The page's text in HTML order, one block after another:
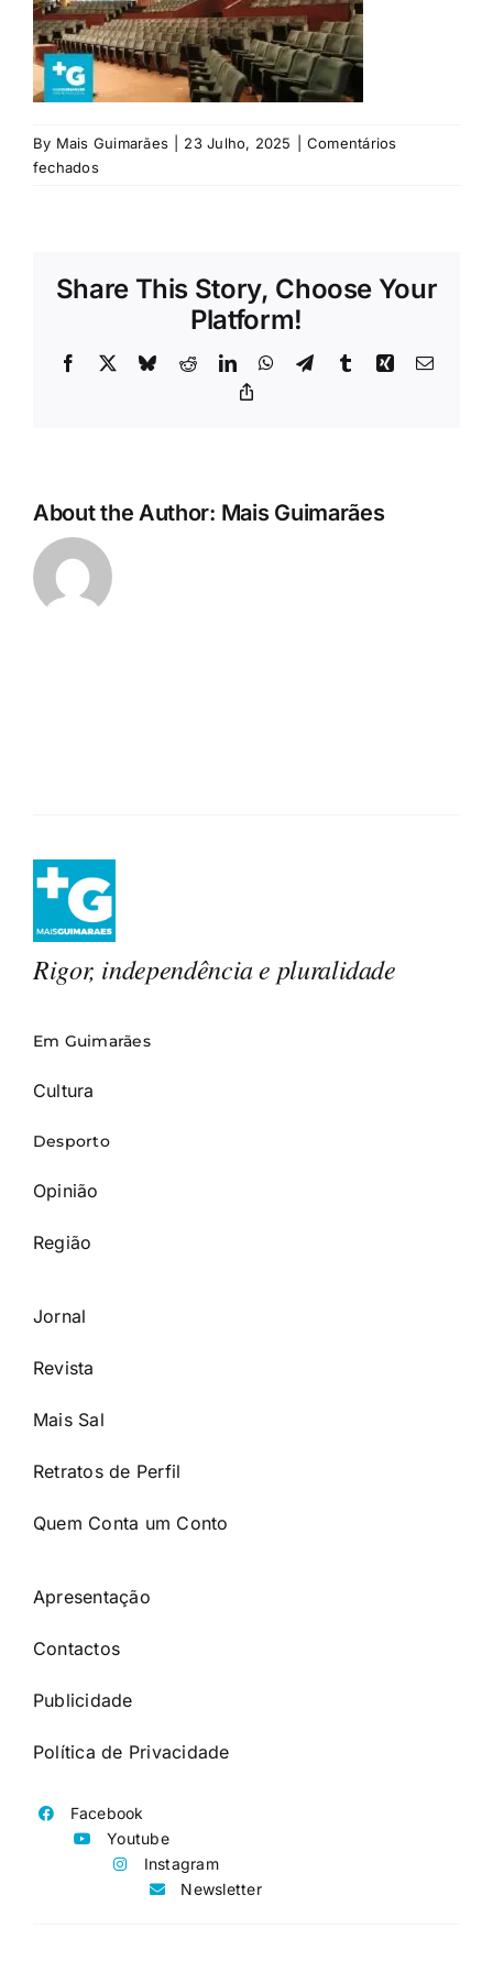
Rubricas
Jornal
Revista
By Mais Guimarães 23 Julho, 2025
Comentários
fechadosem
Share This Story, Choose Your
Platform!
Facebook BlueskyRedditLinkedInWhatsApp
TelegramTumblrXing Email
About the Author: Mais Guimarães
Rigor, independência e pluralidade
Em Guimarães
Cultura
Desporto
Opinião
Região
Jornal
Revista
Mais Sal
Retratos de Perfil
Quem Conta um Conto
Apresentação
Contactos
Publicidade
Política de Privacidade
Facebook
Youtube
Instagram
Newsletter